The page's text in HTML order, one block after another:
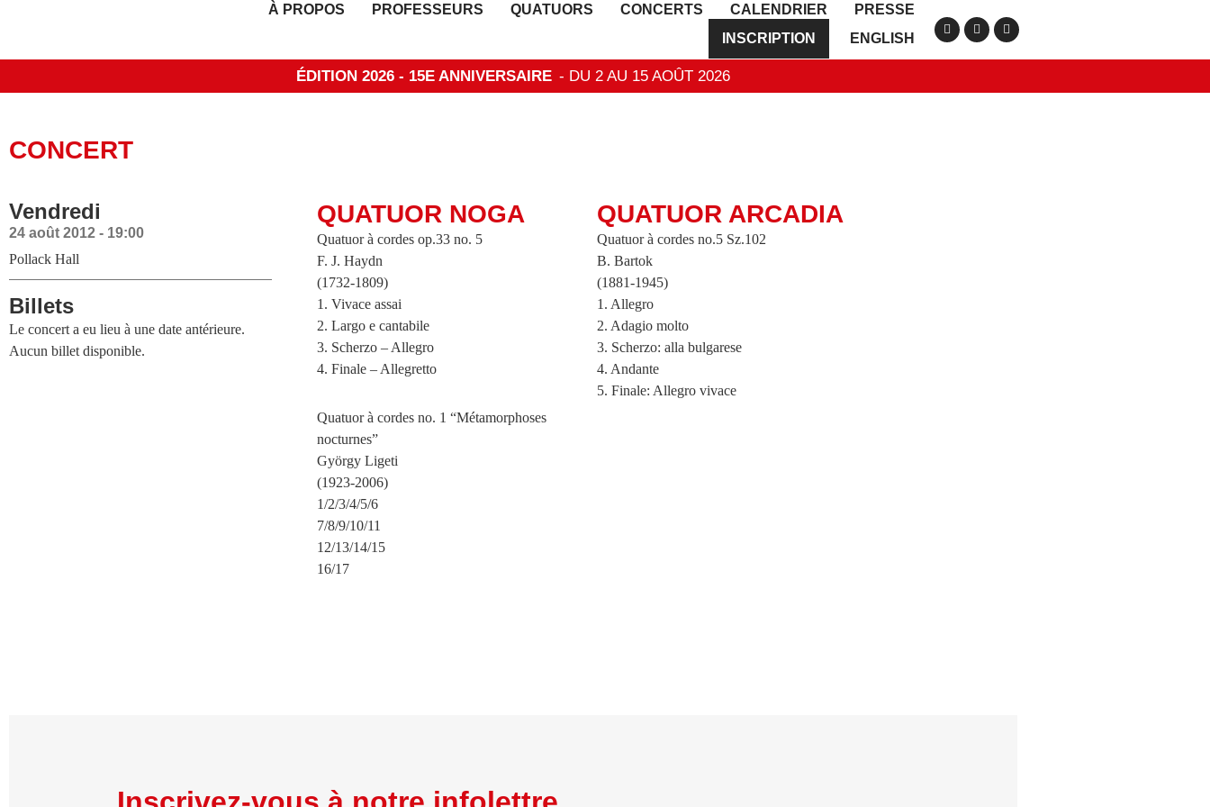
À PROPOS PROFESSEURS QUATUORS CONCERTS CALENDRIER
PRESSE
INSCRIPTION
ENGLISH
ÉDITION 2026 - 15E ANNIVERSAIRE - DU 2 AU 15 AOÛT 2026
CONCERT
Vendredi
24 août 2012 - 19:00
Pollack Hall
Billets
Le concert a eu lieu à une date antérieure.
Aucun billet disponible.
QUATUOR NOGA
Quatuor à cordes op.33 no. 5
F. J. Haydn
(1732-1809)
1. Vivace assai
2. Largo e cantabile
3. Scherzo – Allegro
4. Finale – Allegretto
Quatuor à cordes no. 1 “Métamorphoses
nocturnes”
György Ligeti
(1923-2006)
1/2/3/4/5/6
7/8/9/10/11
12/13/14/15
16/17
QUATUOR ARCADIA
Quatuor à cordes no.5 Sz.102
B. Bartok
(1881-1945)
1. Allegro
2. Adagio molto
3. Scherzo: alla bulgarese
4. Andante
5. Finale: Allegro vivace